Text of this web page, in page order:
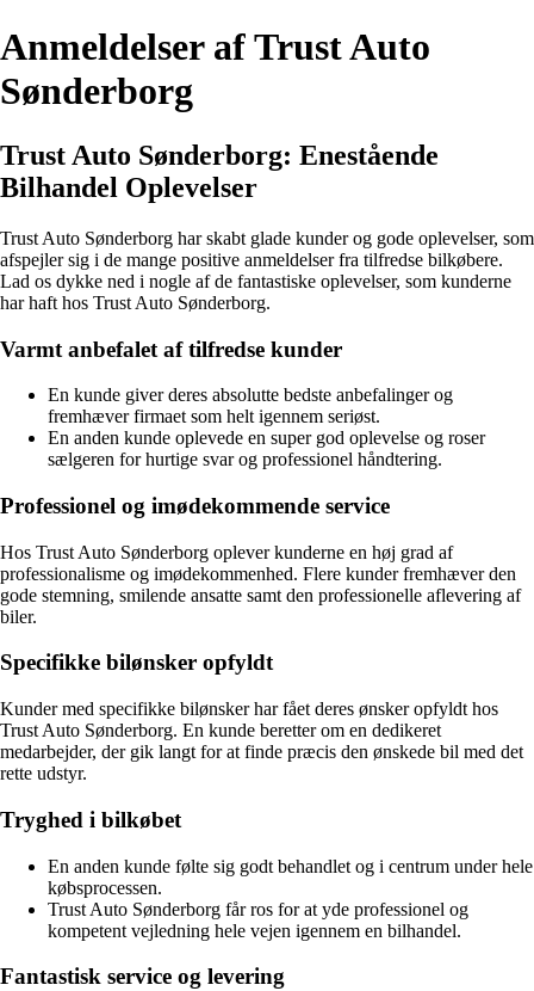
Anmeldelser af Trust Auto
Sønderborg
Trust Auto Sønderborg: Enestående
Bilhandel Oplevelser
Trust Auto Sønderborg har skabt glade kunder og gode oplevelser, som
afspejler sig i de mange positive anmeldelser fra tilfredse bilkøbere.
Lad os dykke ned i nogle af de fantastiske oplevelser, som kunderne
har haft hos Trust Auto Sønderborg.
Varmt anbefalet af tilfredse kunder
En kunde giver deres absolutte bedste anbefalinger og
fremhæver firmaet som helt igennem seriøst.
En anden kunde oplevede en super god oplevelse og roser
sælgeren for hurtige svar og professionel håndtering.
Professionel og imødekommende service
Hos Trust Auto Sønderborg oplever kunderne en høj grad af
professionalisme og imødekommenhed. Flere kunder fremhæver den
gode stemning, smilende ansatte samt den professionelle aflevering af
biler.
Specifikke bilønsker opfyldt
Kunder med specifikke bilønsker har fået deres ønsker opfyldt hos
Trust Auto Sønderborg. En kunde beretter om en dedikeret
medarbejder, der gik langt for at finde præcis den ønskede bil med det
rette udstyr.
Tryghed i bilkøbet
En anden kunde følte sig godt behandlet og i centrum under hele
købsprocessen.
Trust Auto Sønderborg får ros for at yde professionel og
kompetent vejledning hele vejen igennem en bilhandel.
Fantastisk service og levering